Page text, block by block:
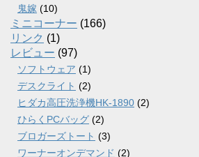
鬼嫁 (10)
ミニコーナー (166)
リンク (1)
レビュー (97)
ソフトウェア (1)
デスクライト (2)
ヒダカ高圧洗浄機HK-1890 (2)
ひらくPCバッグ (2)
ブロガーズトート (3)
ワーナーオンデマンド (2)